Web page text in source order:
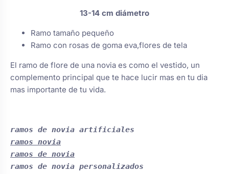
alianzas
porta alianzas
de boda
y pala tarta
Perchas de comunión
Rasca y Gana para Comunión:
Detalles de comunión para invitados
Ver todo
Bolsos personalizados
Otros regalos
Ver todo
13-14 cm diámetro
Ramo tamaño pequeño
Ramo con rosas de goma eva,flores de tela
El ramo de flore de una novia es como el vestido, un
complemento principal que te hace lucir mas en tu dia
mas importante de tu vida.
ramos novia
ramos de novia
ramos de novia personalizados